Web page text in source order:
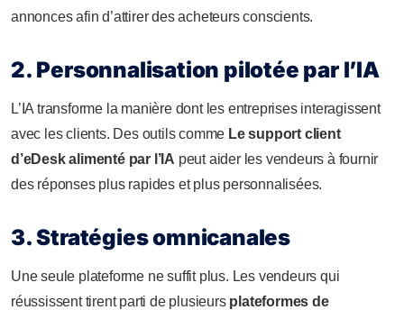
annonces afin d’attirer des acheteurs conscients.
2. Personnalisation pilotée par l’IA
L’IA transforme la manière dont les entreprises interagissent
avec les clients. Des outils comme Le support client
d’eDesk alimenté par l’IA peut aider les vendeurs à fournir
des réponses plus rapides et plus personnalisées.
3. Stratégies omnicanales
Une seule plateforme ne suffit plus. Les vendeurs qui
réussissent tirent parti de plusieurs plateformes de